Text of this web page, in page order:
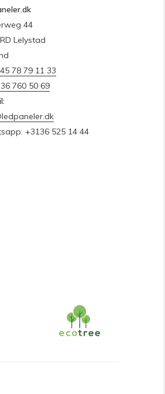
44
Lelystad
78 79 11 33
760 50 69
+3136 525 14 44